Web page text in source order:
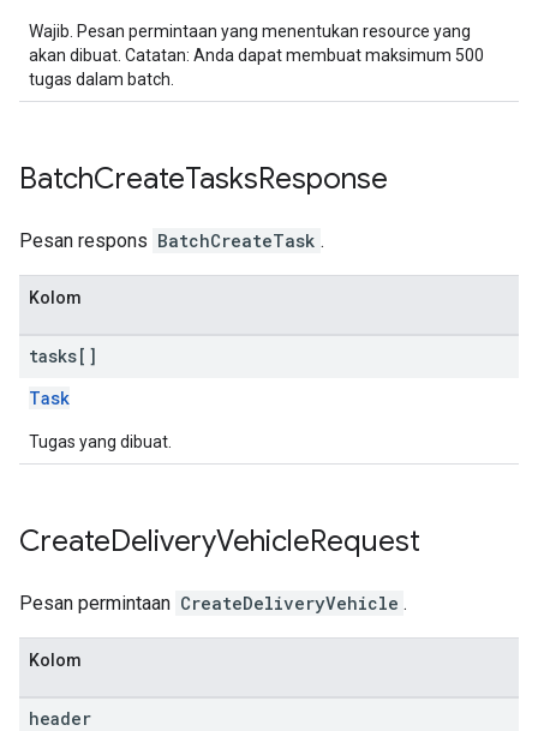
Wajib. Pesan permintaan yang menentukan resource yang
akan dibuat. Catatan: Anda dapat membuat maksimum 500
tugas dalam batch.
BatchCreateTasksResponse
Pesan respons BatchCreateTask .
Kolom
tasks[]
Task
Tugas yang dibuat.
CreateDeliveryVehicleRequest
Pesan permintaan CreateDeliveryVehicle .
Kolom
header